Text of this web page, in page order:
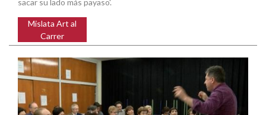
sacar su lado más payaso'.
Mislata Art al
Carrer